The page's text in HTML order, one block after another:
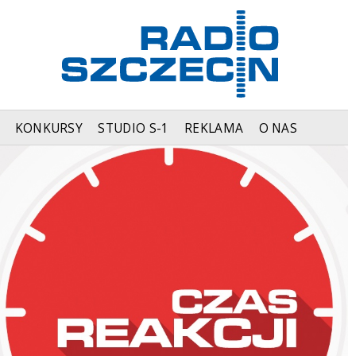
KONKURSY STUDIO S-1 REKLAMA O NAS